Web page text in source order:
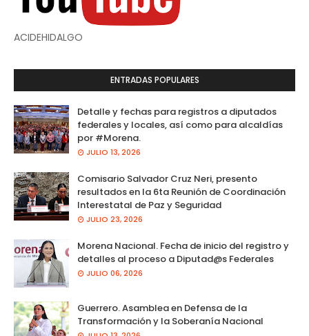
ACIDEHIDALGO
ENTRADAS POPULARES
Detalle y fechas para registros a diputados
federales y locales, así como para alcaldías
por #Morena.
JULIO 13, 2026
Comisario Salvador Cruz Neri, presento
resultados en la 6ta Reunión de Coordinación
Interestatal de Paz y Seguridad
JULIO 23, 2026
Morena Nacional. Fecha de inicio del registro y
detalles al proceso a Diputad@s Federales
JULIO 06, 2026
Guerrero. Asamblea en Defensa de la
Transformación y la Soberanía Nacional